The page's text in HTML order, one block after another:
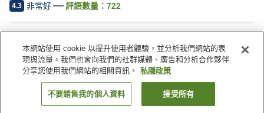
4.3 非常好 評語數量： 722
停車場
岩盤浴
桑拿
水療/美容院
日本 岐阜縣 下呂 下呂溫泉紗紗羅酒店
找客房
本網站使用 cookie 以提升使用者體驗，並分析我們網站的表
現與流量。我們也會向我們的社群媒體、廣告和分析合作夥伴
分享您使用我們網站的相關資訊。
私隱政策
不要銷售我的個人資料 接受所有